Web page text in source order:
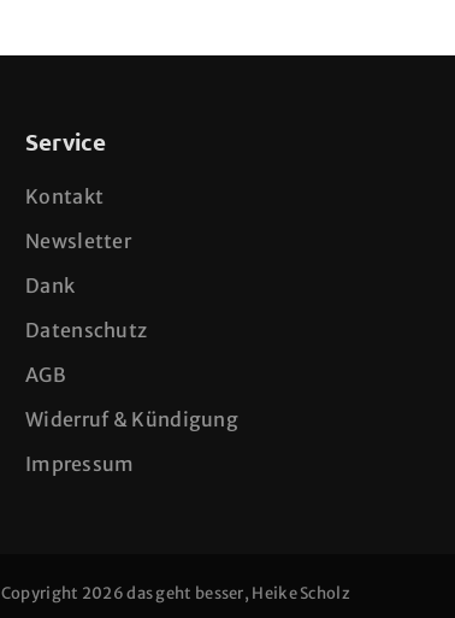
Service
Kontakt
Newsletter
Dank
Datenschutz
AGB
Widerruf & Kündigung
Impressum
Copyright 2026 das geht besser, Heike Scholz